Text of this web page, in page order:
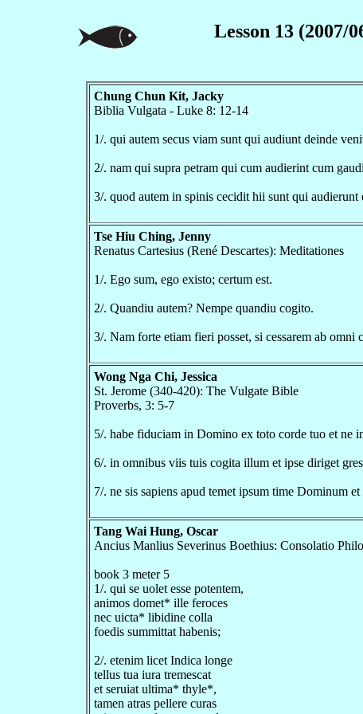
Lesson 13 (2007/
Chung Chun Kit, Jacky
Biblia Vulgata - Luke 8: 12-14
1/. qui autem secus viam sunt qui audiunt deinde
2/. nam qui supra petram qui cum audierint cum
3/. quod autem in spinis cecidit hii sunt qui
Tse Hiu Ching, Jenny
Renatus Cartesius (René Descartes): Meditationes
1/. Ego sum, ego existo; certum est.
2/. Quandiu autem? Nempe quandiu cogito.
3/. Nam forte etiam fieri posset, si cessarem ab omni
Wong Nga Chi, Jessica
St. Jerome (340-420): The Vulgate Bible
Proverbs, 3: 5-7
5/. habe fiduciam in Domino ex toto corde tuo et ne
6/. in omnibus viis tuis cogita illum et ipse diriget
7/. ne sis sapiens apud temet ipsum time Dominum et
Tang Wai Hung, Oscar
Ancius Manlius Severinus Boethius: Consolatio
book 3 meter 5
1/. qui se uolet esse potentem,
animos domet* ille feroces
nec uicta* libidine colla
foedis summittat habenis;
2/. etenim licet Indica longe
tellus tua iura tremescat
et seruiat ultima* thyle*,
tamen atras pellere curas